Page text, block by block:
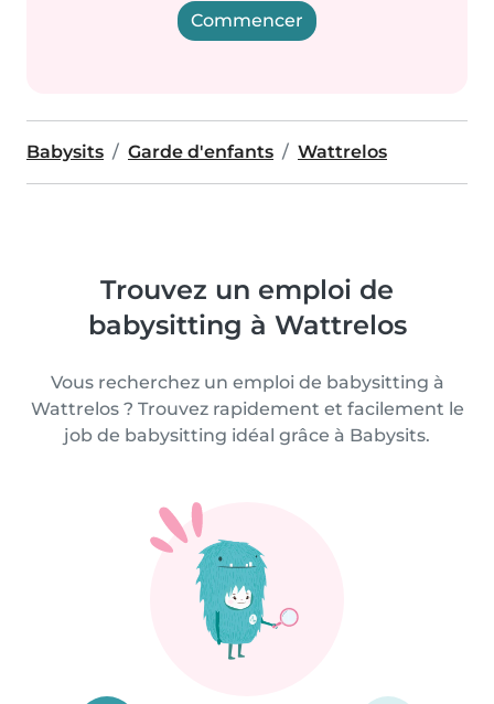
Commencer
Babysits Garde d'enfants Wattrelos
Trouvez un emploi de
babysitting à Wattrelos
Vous recherchez un emploi de babysitting à
Wattrelos ? Trouvez rapidement et facilement le
job de babysitting idéal grâce à Babysits.